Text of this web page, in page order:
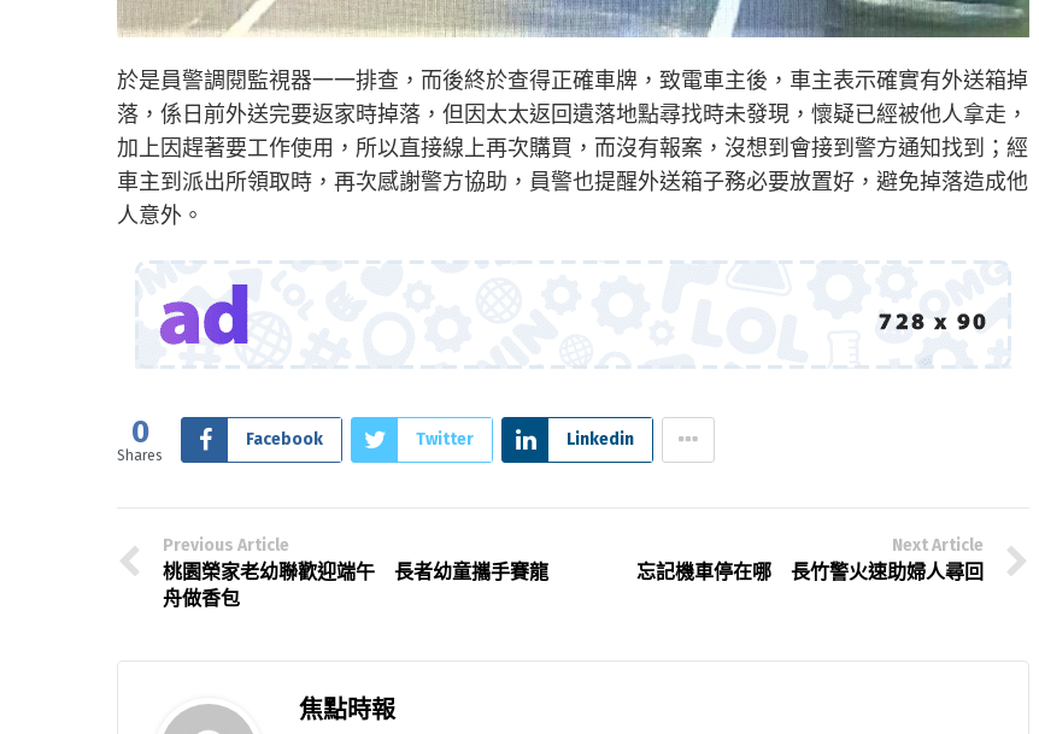
於是員警調閱監視器一一排查，而後終於查得正確車牌，致電車主後，車主表示確實有外送箱掉
落，係日前外送完要返家時掉落，但因太太返回遺落地點尋找時未發現，懷疑已經被他人拿走，
加上因趕著要工作使用，所以直接線上再次購買，而沒有報案，沒想到會接到警方通知找到；經
車主到派出所領取時，再次感謝警方協助，員警也提醒外送箱子務必要放置好，避免掉落造成他
人意外。
0
Shares
Facebook Twitter Linkedin
Previous Article
桃園榮家老幼聯歡迎端午 長者幼童攜手賽龍
舟做香包
Next Article
忘記機車停在哪 長竹警火速助婦人尋回
焦點時報